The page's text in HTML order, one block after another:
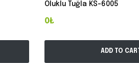
Oluklu Tuğla KS-6005
0₺
ADD TO CART